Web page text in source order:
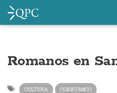
Romanos en
CULTURA CORISTANCO